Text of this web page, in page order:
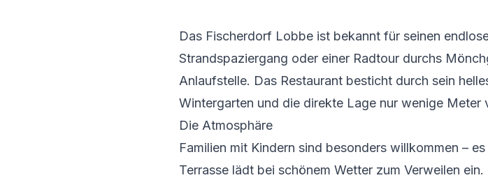
Das Fischerdorf Lobbe ist bekannt für seinen
Strandspaziergang oder einer Radtour durchs
Anlaufstelle. Das Restaurant besticht durch sein
Wintergarten und die direkte Lage nur wenige Meter
Die Atmosphäre
Familien mit Kindern sind besonders willkommen –
Terrasse lädt bei schönem Wetter zum Verweilen